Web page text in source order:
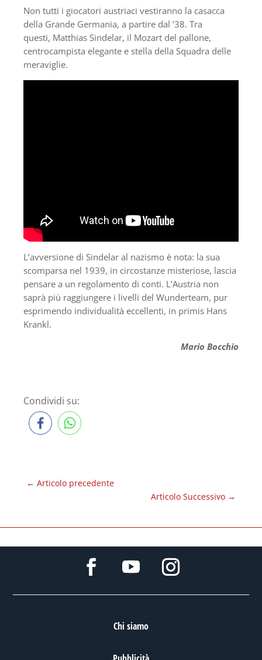
Non tutti i giocatori austriaci vestiranno la casacca
della Grande Germania, a partire dal ’38. Tra
questi, Matthias Sindelar, il Mozart del pallone,
centrocampista elegante e stella della Squadra delle
meraviglie.
L’avversione di Sindelar al nazismo è nota: la sua
scomparsa nel 1939, in circostanze misteriose, lascia
pensare a un regolamento di conti. L’Austria non
saprà più raggiungere i livelli del Wunderteam, pur
esprimendo individualità eccellenti, in primis Hans
Krankl.
Mario Bocchio
Condividi su:
← Articolo precedente
Articolo Successivo →
Chi siamo